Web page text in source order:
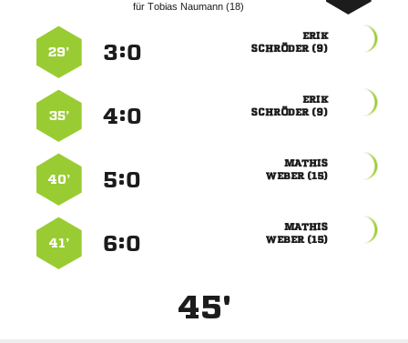
für  

 
:
29’

 
:
35’

 
:
40’

 
:
41’
45'